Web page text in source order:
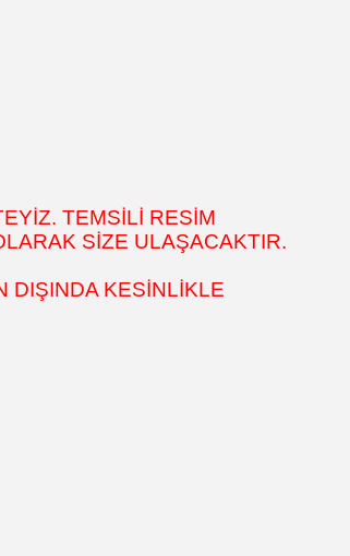
TEMSİLİ RESİM
SİZE ULAŞACAKTIR.
DIŞINDA KESİNLİKLE